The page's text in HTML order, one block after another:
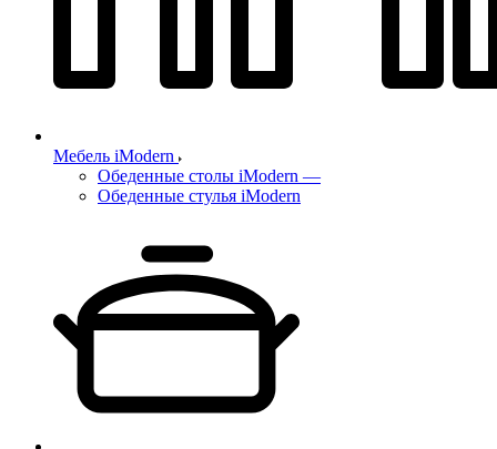
Мебель iModern
Обеденные столы iModern —
Обеденные стулья iModern